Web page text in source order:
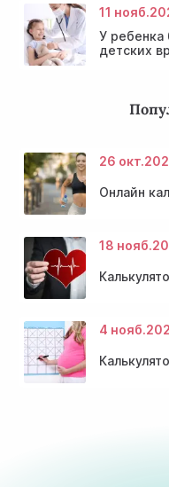
11 нояб.
У ребенка
детских
26 окт.
Онлайн
18 нояб.
4 нояб.